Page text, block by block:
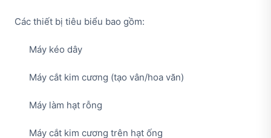
Các thiết bị tiêu biểu bao gồm:
Máy kéo dây
Máy cắt kim cương (tạo vân/hoa văn)
Máy làm hạt rỗng
Máy cắt kim cương trên hạt ống